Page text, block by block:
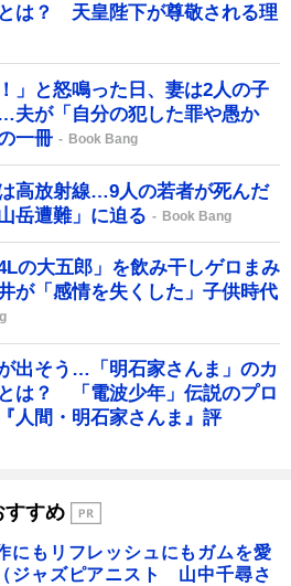
は？ 天皇陛下が尊敬される理
」と怒鳴った日、妻は2人の子
夫が「自分の犯した罪や愚か
一冊
Book Bang
高放射線…9人の若者が死んだ
岳遭難」に迫る
Book Bang
の大五郎」を飲み干しゲロまみ
が「感情を失くした」子供時代
出そう…「明石家さんま」のカ
は？ 「電波少年」伝説のプロ
人間・明石家さんま』評
すすめ
にもリフレッシュにもガムを愛
ジャズピアニスト 山中千尋さ